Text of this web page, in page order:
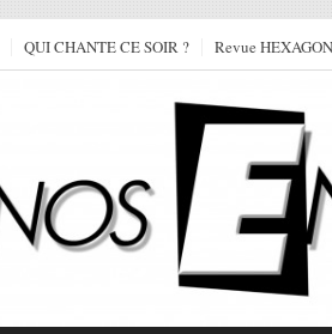
QUI CHANTE CE SOIR ? Revue